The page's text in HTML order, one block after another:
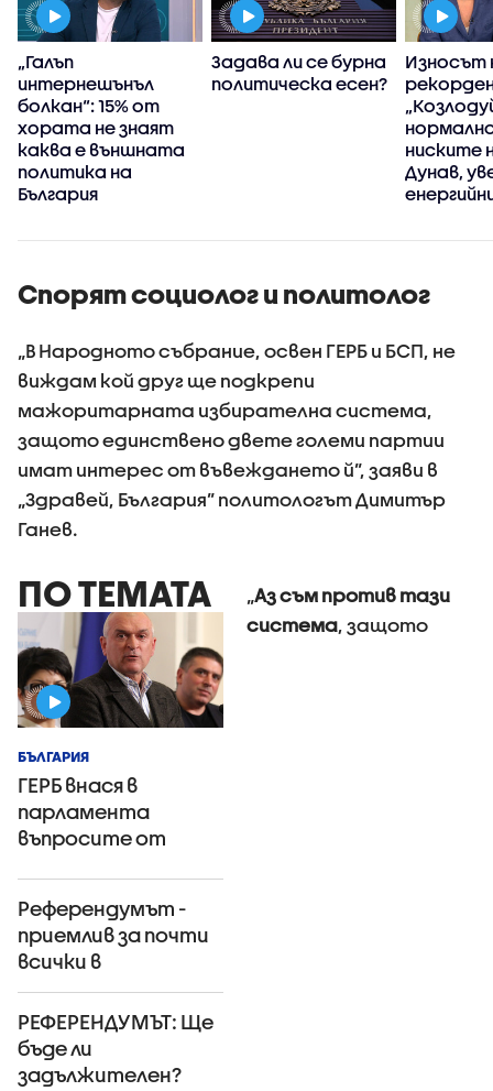
„Галъп
интернешънъл
болкан“: 15% от
хората не знаят
каква е външната
политика на
България
Задава ли се бурна
политическа есен?
Износът
ниските
Дунав,
Спорят социолог и политолог
„В Народното събрание, освен ГЕРБ и БСП, не
виждам кой друг ще подкрепи
мажоритарната избирателна система,
защото единствено двете големи партии
имат интерес от въвеждането й”, заяви в
„Здравей, България” политологът Димитър
Ганев.
ПО ТЕМАТА
БЪЛГАРИЯ
ГЕРБ внася в
парламента
въпросите от
Референдумът -
приемлив за почти
всички в
парламента
РЕФЕРЕНДУМЪТ: Ще
бъде ли
задължителен?
„Аз съм против тази
система, защото